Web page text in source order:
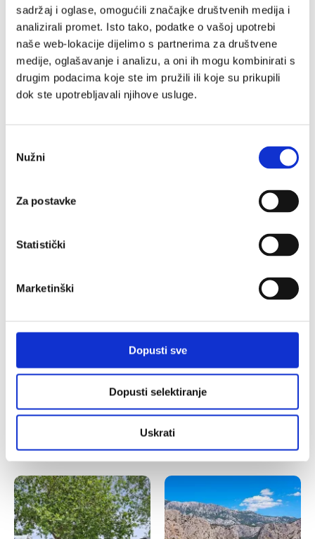
sadržaj i oglase, omogućili značajke društvenih medija i
analizirali promet. Isto tako, podatke o vašoj upotrebi
naše web-lokacije dijelimo s partnerima za društvene
medije, oglašavanje i analizu, a oni ih mogu kombinirati s
drugim podacima koje ste im pružili ili koje su prikupili
dok ste upotrebljavali njihove usluge.
pristanka
Nužni
Za postavke
Statistički
Marketinški
Dopusti sve
Dopusti selektiranje
Uskrati